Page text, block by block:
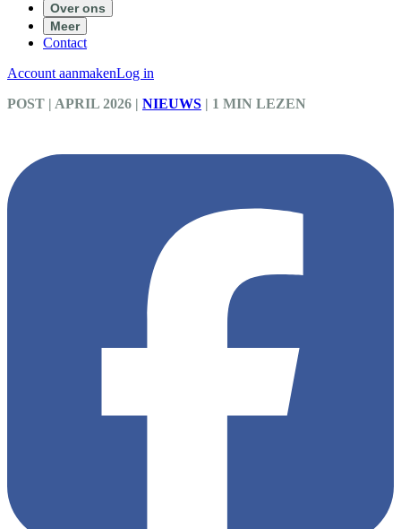
Over ons
Meer
Contact
Account aanmakenLog in
POST | APRIL 2026 | NIEUWS | 1 MIN LEZEN